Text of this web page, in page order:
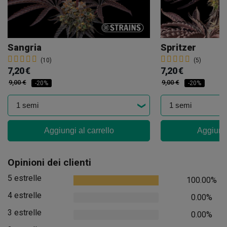
Sangria
(10)
7,20 €
9,00 € -20%
Aggiungi al carrello
Spritzer
(5)
7,20 €
9,00 € -20%
Opinioni dei clienti
5 estrelle
100.00%
4 estrelle
0.00%
3 estrelle
0.00%